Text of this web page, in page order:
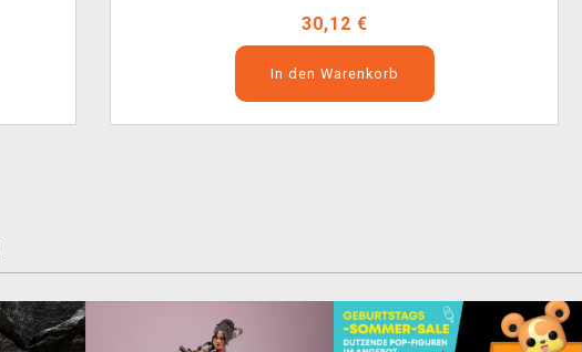
30,12 €
In den Warenkorb